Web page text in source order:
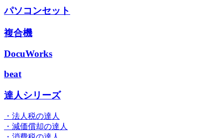
パソコンセット
複合機
DocuWorks
beat
達人シリーズ
・法人税の達人
・減価償却の達人